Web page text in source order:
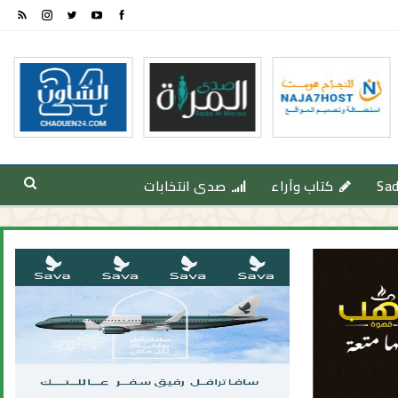
كتاب وآراء صدى انتخابات